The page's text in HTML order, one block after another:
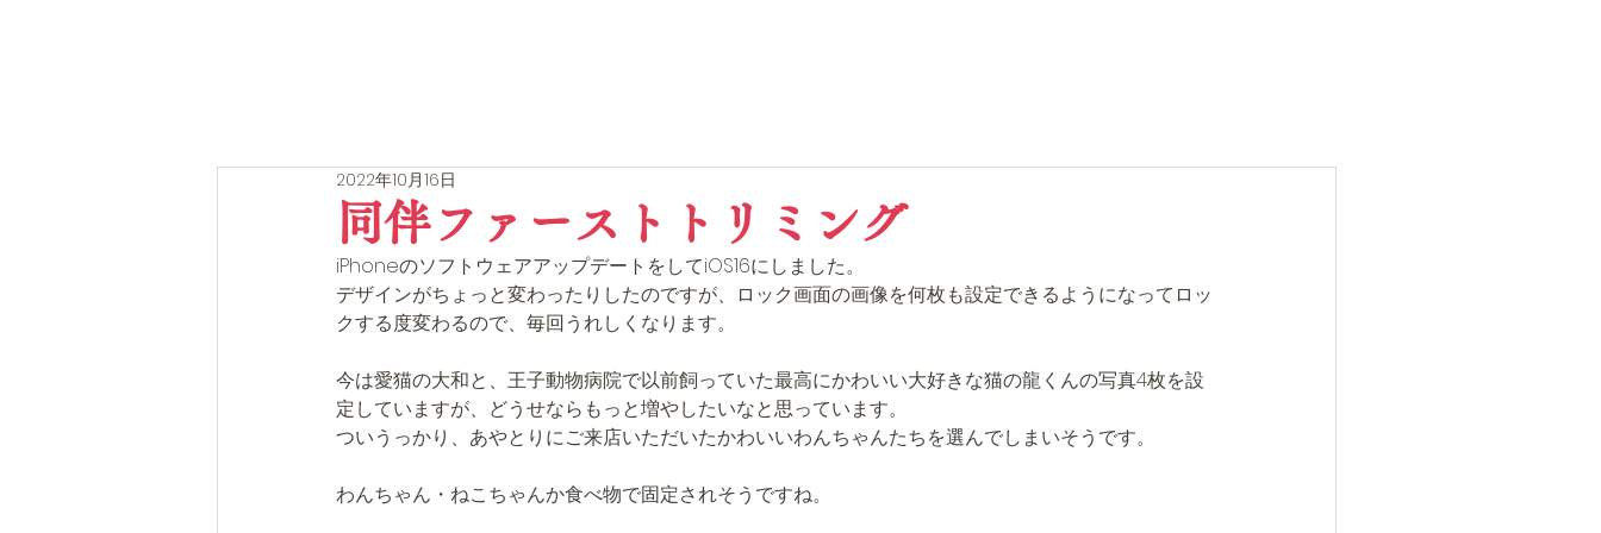
同伴ファーストトリミング
2022年10月16日
iPhoneのソフトウェアアップデートをしてiOS16にしました。
デザインがちょっと変わったりしたのですが、ロック画面の画像を何枚も設定できるようになってロッ
クする度変わるので、毎回うれしくなります。
今は愛猫の大和と、王子動物病院で以前飼っていた最高にかわいい大好きな猫の龍くんの写真4枚を設
定していますが、どうせならもっと増やしたいなと思っています。
ついうっかり、あやとりにご来店いただいたかわいいわんちゃんたちを選んでしまいそうです。
わんちゃん・ねこちゃんか食べ物で固定されそうですね。